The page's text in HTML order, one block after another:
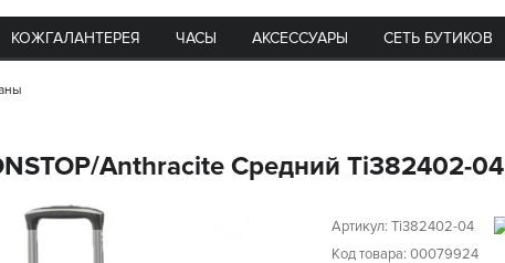
КОЖГАЛАНТЕРЕЯ ЧАСЫ АКСЕССУАРЫ СЕТЬ БУТИКОВ
Anthracite Средний Ti382402-04
Артикул: Ti382402-04
Код товара: 00079924